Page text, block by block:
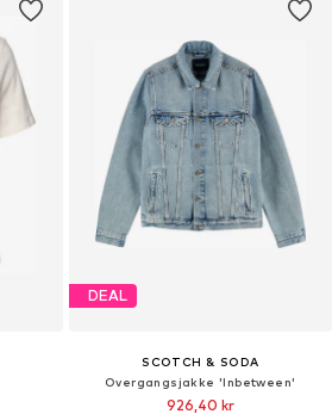
DEAL
SCOTCH & SODA
Overgangsjakke 'Inbetween'
926,40 kr